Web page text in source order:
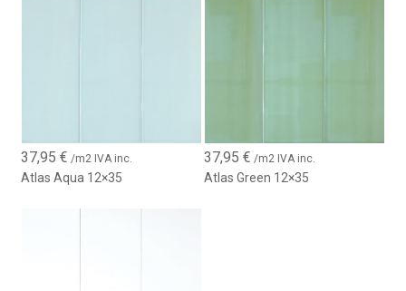
37,95€ /m2 IVA inc.
Atlas Aqua 12×35
37,95 € /m2 IVA inc.
Atlas Green 12×35